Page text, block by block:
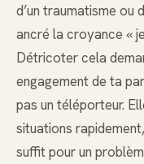
d’un traumatisme ou
ancré la croyance «
Détricoter cela
engagement de ta
pas un téléporteur.
situations
suffit pour un